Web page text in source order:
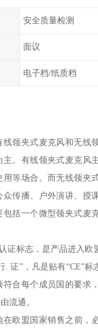
安全质量检测
面议
电子档/纸质档
领夹式麦克风和无线
。有线领夹式麦克风
等场合。而无线领夹
传播、户外演讲、授
括一个微型领夹式麦
证标志，是产品进入欧
. 证”，凡是贴有“CE”标
符合每个成员国的要求
流通。
欧盟国家销售之前，